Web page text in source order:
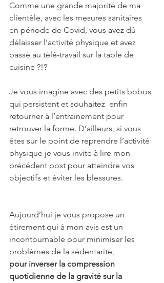
Comme une grande majorité de ma
clientèle, avec les mesures sanitaires
en période de Covid, vous avez dû
délaisser l’activité physique et avez
passé au télé-travail sur la table de
cuisine ?!?
Je vous imagine avec des petits bobos
qui persistent et souhaitez  enfin
retourner à l’entrainement pour
retrouver la forme. D’ailleurs, si vous
êtes sur le point de reprendre l’activité
physique je vous invite à lire mon
précédent post pour atteindre vos
objectifs et éviter les blessures.
Aujourd’hui je vous propose un
étirement qui à mon avis est un
incontournable pour minimiser les
problèmes de la sédentarité,
pour inverser la compression
quotidienne de la gravité sur la